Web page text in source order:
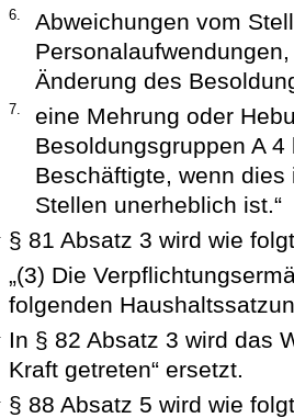
6.
Abweichungen vom
Änderung des
7.
eine Mehrung oder
Besoldungsgruppen A
Beschäftigte, wenn
Stellen unerheblich ist.“
§ 81 Absatz 3 wird wie
„(3) Die
folgenden
In § 82 Absatz 3 wird das
Kraft getreten“ ersetzt.
§ 88 Absatz 5 wird wie